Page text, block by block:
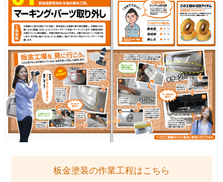
板金塗装の作業工程はこちら